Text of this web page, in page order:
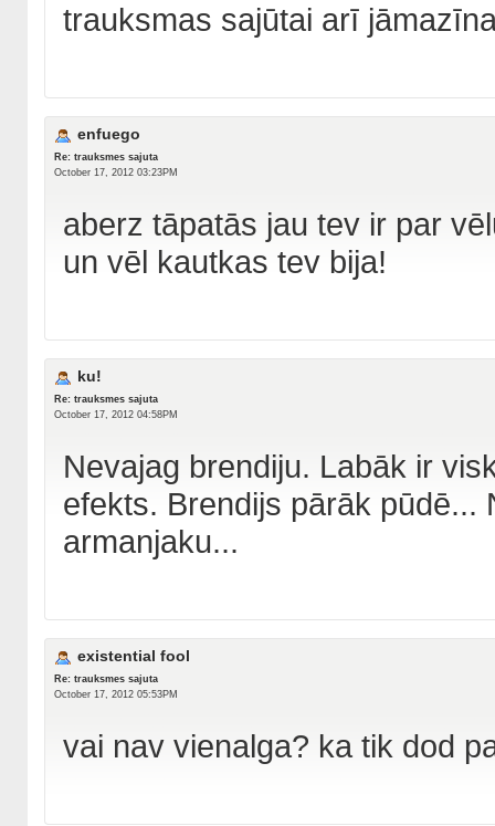
trauksmas sajūtai arī
enfuego
Re: trauksmes sajuta
October 17, 2012 03:23PM
aberz tāpatās jau tev ir par
un vēl kautkas tev bija!
ku!
Re: trauksmes sajuta
October 17, 2012 04:58PM
Nevajag brendiju. Labāk ir
efekts. Brendijs pārāk pūdē...
armanjaku...
existential fool
Re: trauksmes sajuta
October 17, 2012 05:53PM
vai nav vienalga? ka tik dod